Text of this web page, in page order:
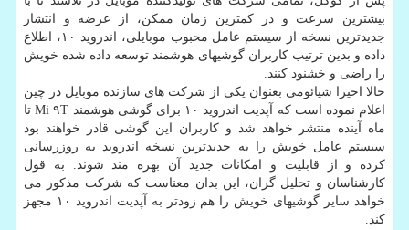
بیشترین سرعت و در كمترین زمان ممكن، از عرضه و انتشار
جدیدترین نسخه از سیستم عامل محبوب موبایلی، اندروید ۱۰، اطلاع
داده و بدین ترتیب كاربران گوشیهای هوشمند توسعه داده شده خویش
را راضی و خشنود كنند.
حالا اخیرا شیائومی بعنوان یكی از شركت های سازنده موبایل در چین
اعلام نموده است كه آپدیت اندروید ۱۰ برای گوشی هوشمند Mi ۹T تا
ماه آینده منتشر خواهد شد و كاربران این گوشی قادر خواهند بود
سیستم عامل خویش را به جدیدترین نسخه اندروید به روزرسانی
كرده و از قابلیت و امكانات جدید آن بهره مند شوند. به قول
كارشناسان و تحلیل گران، این بدان معناست كه شركت مذكور می
خواهد سایر گوشیهای خویش را هم زودتر به آپدیت اندروید ۱۰ مجهز
كند.